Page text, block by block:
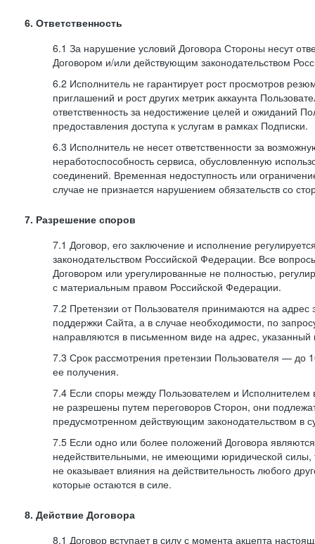
6. Ответственность
6.1 За нарушение условий Договора Стороны несут
Договором и/или действующим законодательством
6.2 Исполнитель не гарантирует рост просмотров
приглашений и рост других метрик аккаунта
ответственность за недостижение целей и ожиданий
предоставления доступа к услугам в рамках Подписки.
6.3 Исполнитель не несет ответственности за
неработоспособность сервиса, обусловленную
соединений. Временная недоступность или
случае не признается нарушением обязательств со
7. Разрешение споров
7.1 Договор, его заключение и исполнение
законодательством Российской Федерации. Все
Договором или урегулированные не полностью,
с материальным правом Российской Федерации.
7.2 Претензии от Пользователя принимаются на
поддержки Сайта, а в случае необходимости, по
направляются в письменном виде на адрес,
7.3 Срок рассмотрения претензии Пользователя — до
ее получения.
7.4 Если споры между Пользователем и Исполнителем
не разрешены путем переговоров Сторон, они
предусмотренном действующим законодательством в
7.5 Если одно или более положений Договора
недействительными, не имеющими юридической силы,
не оказывает влияния на действительность любого
которые остаются в силе.
8. Действие Договора
8.1 Договор вступает в силу с момента акцепта